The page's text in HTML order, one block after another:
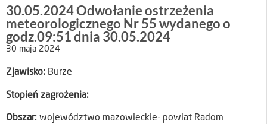
30.05.2024 Odwołanie ostrzeżenia
meteorologicznego Nr 55 wydanego o
godz.09:51 dnia 30.05.2024
30 maja 2024
Zjawisko: Burze
Stopień zagrożenia:
Obszar: województwo mazowieckie- powiat Radom